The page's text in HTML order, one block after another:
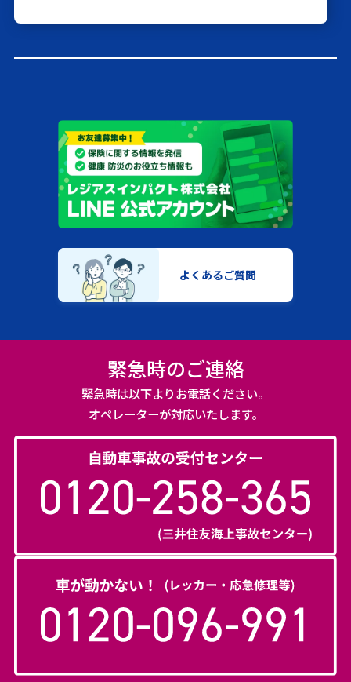
よくあるご質問
緊急時のご連絡
緊急時は以下よりお電話ください。
オペレーターが対応いたします。